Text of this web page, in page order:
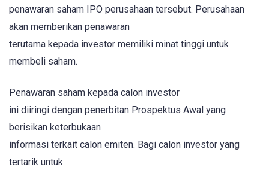
penawaran saham IPO perusahaan tersebut. Perusahaan
akan memberikan penawaran
terutama kepada investor memiliki minat tinggi untuk
membeli saham.
Penawaran saham kepada calon investor
ini diiringi dengan penerbitan Prospektus Awal yang
berisikan keterbukaan
informasi terkait calon emiten. Bagi calon investor yang
tertarik untuk